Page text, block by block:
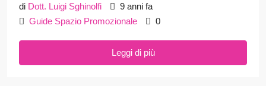
di Dott. Luigi Sghinolfi
9 anni fa
Guide Spazio Promozionale
0
Leggi di più